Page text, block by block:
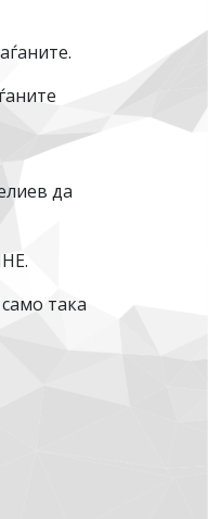
да
така